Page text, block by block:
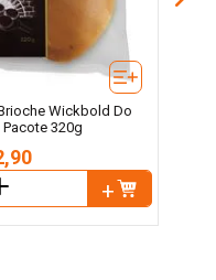
Wickbold Do
320g
,90